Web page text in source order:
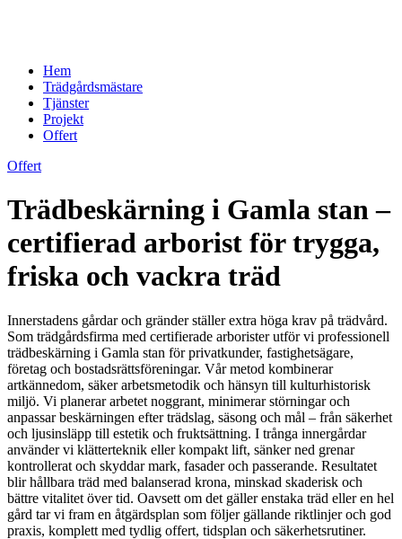
Hem
Trädgårdsmästare
Tjänster
Projekt
Offert
Offert
Trädbeskärning i Gamla stan –
certifierad arborist för trygga,
friska och vackra träd
Innerstadens gårdar och gränder ställer extra höga krav på trädvård.
Som trädgårdsfirma med certifierade arborister utför vi professionell
trädbeskärning i Gamla stan för privatkunder, fastighetsägare,
företag och bostadsrättsföreningar. Vår metod kombinerar
artkännedom, säker arbetsmetodik och hänsyn till kulturhistorisk
miljö. Vi planerar arbetet noggrant, minimerar störningar och
anpassar beskärningen efter trädslag, säsong och mål – från säkerhet
och ljusinsläpp till estetik och fruktsättning. I trånga innergårdar
använder vi klätterteknik eller kompakt lift, sänker ned grenar
kontrollerat och skyddar mark, fasader och passerande. Resultatet
blir hållbara träd med balanserad krona, minskad skaderisk och
bättre vitalitet över tid. Oavsett om det gäller enstaka träd eller en hel
gård tar vi fram en åtgärdsplan som följer gällande riktlinjer och god
praxis, komplett med tydlig offert, tidsplan och säkerhetsrutiner.